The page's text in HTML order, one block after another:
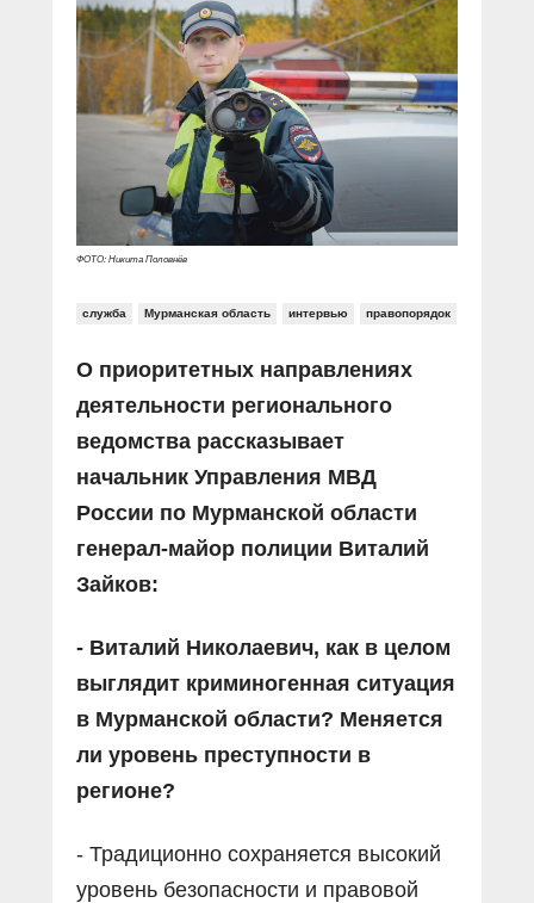
Социальные ролики
Документальные фильмы
Прямой разговор
В знании сила
Специальный репортаж
КиберПОСТОВОЙ
Газета «Щит и меч»
Журнал «Полиция России»
О ПОРТАЛЕ
Контакты
Вакансии
ФОТО: Никита Половнёв
служба Мурманская область интервью правопорядок
О приоритетных направлениях
деятельности регионального
ведомства рассказывает
начальник Управления МВД
России по Мурманской области
генерал-майор полиции Виталий
Зайков:
- Виталий Николаевич, как в целом
выглядит криминогенная ситуация
в Мурманской области? Меняется
ли уровень преступности в
регионе?
- Традиционно сохраняется высокий
уровень безопасности и правовой